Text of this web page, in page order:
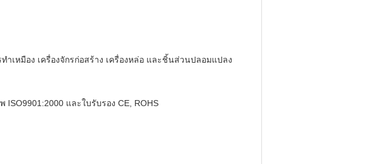
ำเหมือง เครื่องจักรก่อสร้าง เครื่องหล่อ และชิ้นส่วนปลอมแปลง
และใบรับรอง CE, ROHS